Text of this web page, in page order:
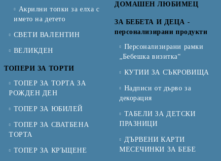
Акрилни топки за елха с
името на детето
СВЕТИ ВАЛЕНТИН
ВЕЛИКДЕН
ТОПЕРИ ЗА ТОРТИ
ТОПЕР ЗА ТОРТА ЗА
РОЖДЕН ДЕН
ТОПЕР ЗА ЮБИЛЕЙ
ТОПЕР ЗА СВАТБЕНА
ТОРТА
ТОПЕР ЗА КРЪЩЕНЕ
ДОМАШЕН ЛЮБИМЕЦ
ЗА БЕБЕТА И ДЕЦА -
персонализирани продукти
Персонализирани рамки
„Бебешка визитка“
КУТИИ ЗА СЪКРОВИЩА
Надписи от дърво за
декорация
ТАБЕЛИ ЗА ДЕТСКИ
ПРАЗНИЦИ
ДЪРВЕНИ КАРТИ
МЕСЕЧИНКИ ЗА БЕБЕ